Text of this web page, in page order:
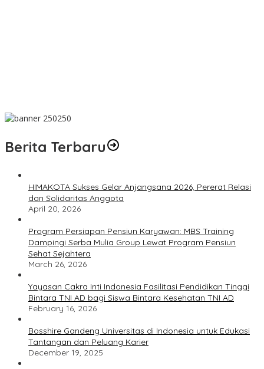
Berita Terbaru
HIMAKOTA Sukses Gelar Anjangsana 2026, Pererat Relasi
dan Solidaritas Anggota
April 20, 2026
Program Persiapan Pensiun Karyawan: MBS Training
Dampingi Serba Mulia Group Lewat Program Pensiun
Sehat Sejahtera
March 26, 2026
Yayasan Cakra Inti Indonesia Fasilitasi Pendidikan Tinggi
Bintara TNI AD bagi Siswa Bintara Kesehatan TNI AD
February 16, 2026
Bosshire Gandeng Universitas di Indonesia untuk Edukasi
Tantangan dan Peluang Karier
December 19, 2025